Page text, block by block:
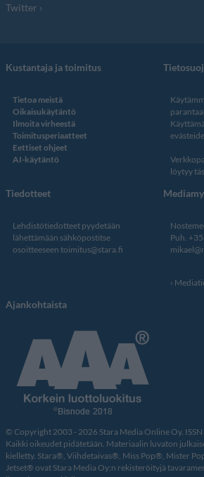
Twitter
Kustantaja ja toimitus
Tietoa meistä
Oikaisukäytäntö
Ilmoita virheestä
Toimitusperiaatteet
Eettiset ohjeet
AI-käytäntö
löytyy
Tiedotteet
Lehdistötiedotteet pyydetään
lähettämään sähköpostitse
osoitteeseen toimitus@stara.fi
Puh.
Ajankohtaista
© Copyright 2003 - 2026 Stara Media Online Oy.
Kaikki oikeudet pidätetään. Materiaalin luvaton
kielletty. Stara®, Viihdetaivas®, Miss Pop®, Mister
Jetset® ovat Stara Media Oy:n rekisteröityjä